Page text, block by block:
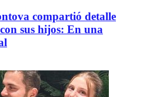
compartió detalle
sus hijos: En una